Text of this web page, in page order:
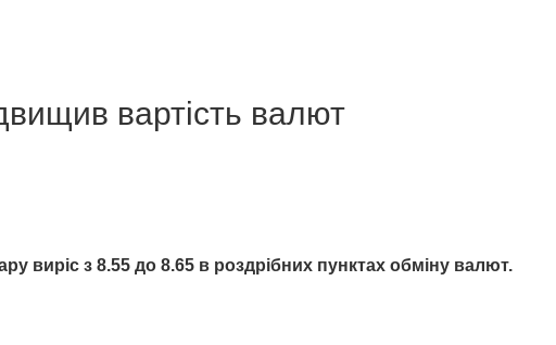
вартість валют
виріс з 8.55 до 8.65 в роздрібних пунктах обміну валют.